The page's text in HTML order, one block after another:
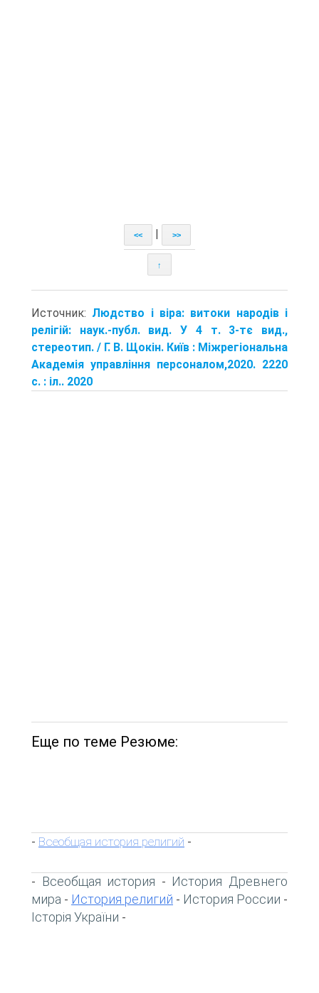
<< >>
↑
Источник: Людство і віра: витоки народів і
релігій: наук.-публ. вид. У 4 т. 3-тє вид.,
стереотип. / Г. В. Щокін. Київ : Міжрегіональна
Академія управління персоналом,2020. 2220
с. : іл.. 2020
Еще по теме Резюме:
- Всеобщая история религий -
- Всеобщая история - История Древнего
мира - История религий - История России -
Історія України -